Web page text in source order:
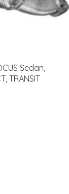
Sedan,
TRANSIT